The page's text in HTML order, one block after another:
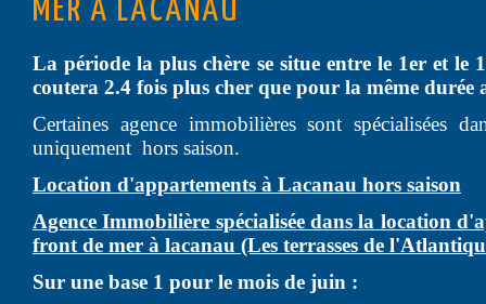
MER À LACANAU
La période la plus chère se situe entre le 1er et le
coutera 2.4 fois plus cher que pour la même durée
Certaines agence immobilières sont spécialisées
uniquement hors saison.
Location d'appartements à Lacanau hors saison
Agence Immobilière spécialisée dans la location
front de mer à lacanau (Les terrasses de
Sur une base 1 pour le mois de juin :